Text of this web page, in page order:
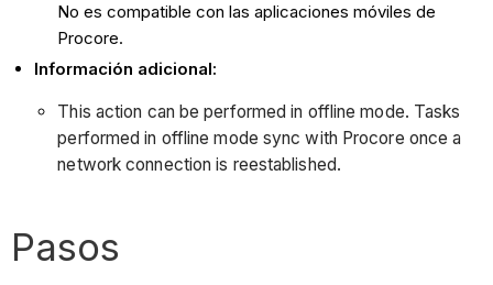
No es compatible con las aplicaciones móviles de
Procore.
Información adicional:
This action can be performed in offline mode. Tasks
performed in offline mode sync with Procore once a
network connection is reestablished.
Pasos